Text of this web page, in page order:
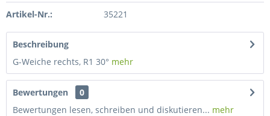
Artikel-Nr.: 35221
Beschreibung
G-Weiche rechts, R1 30° mehr
Bewertungen
0
Bewertungen lesen, schreiben und diskutieren... mehr